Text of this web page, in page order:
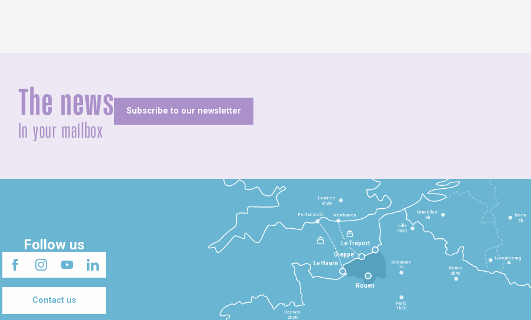
The news
In your mailbox
Subscribe to our newsletter
Follow us
Contact us
Le Havre
Dieppe
Le Tréport
Rennes
2h30
Paris
1h30
Beauvais
1h Reims
2h45
Lille
2h30
Bruxelles
3h
Londres
3h30
Newhaven
Portsmouth Bonn
5h
Luxembourg
4h
Rouen